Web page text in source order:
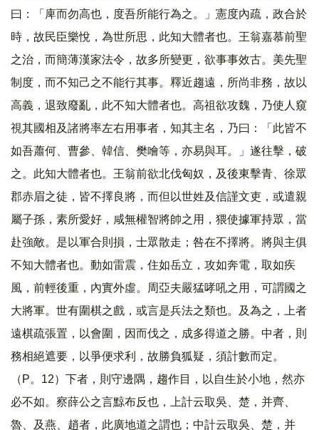
曰：「庳而勿高也，度吾所能行為之。」憲度內疏，政合於
時，故民臣樂悅，為世所思，此知大體者也。王翁嘉慕前聖
之治，而簡薄漢家法令，故多所變更，欲事事效古。美先聖
制度，而不知己之不能行其事。釋近趨遠，所尚非務，故以
高義，退致廢亂，此不知大體者也。高祖欲攻魏，乃使人窺
視其國相及諸將率左右用事者，知其主名，乃曰：「此皆不
如吾蕭何、曹參、韓信、樊噲等，亦易與耳。」遂往擊，破
之。此知大體者也。王翁前欲北伐匈奴，及後東擊青、徐眾
郡赤眉之徒，皆不擇良將，而但以世姓及信謹文吏，或遣親
屬子孫，素所愛好，咸無權智將帥之用，猥使據軍持眾，當
赴強敵。是以軍合則損，士眾散走；咎在不擇將。將與主俱
不知大體者也。動如雷震，住如岳立，攻如奔電，取如疾
風，前輕後重，內實外虛。周亞夫嚴猛哮吼之用，可謂國之
大將軍。世有圍棋之戲，或言是兵法之類也。及為之，上者
遠棋疏張置，以會圍，因而伐之，成多得道之勝。中者，則
務相絕遮要，以爭便求利，故勝負狐疑，須計數而定。
（P。12）下者，則守邊隅，趨作目，以自生於小地，然亦
必不如。察薛公之言黥布反也，上計云取吳、楚，并齊、
魯、及燕、趙者，此廣地道之謂也；中計云取吳、楚，并